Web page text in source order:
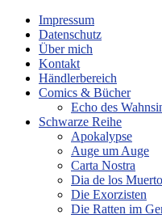
Impressum
Datenschutz
Über mich
Kontakt
Händlerbereich
Comics & Bücher
Echo des
Schwarze Reihe
Apokalypse
Auge um Auge
Carta Nostra
Dia de los
Die Exorzisten
Die Ratten im